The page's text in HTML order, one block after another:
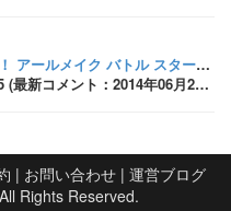
ルメイク バトル スターズのレビュー
メント：2014年06月26日 22:56:21)
| お問い合わせ| 運営ブログ
All Rights Reserved.